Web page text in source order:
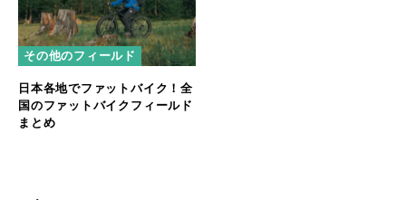
その他のフィールド
日本各地でファットバイク！全
国のファットバイクフィールド
まとめ